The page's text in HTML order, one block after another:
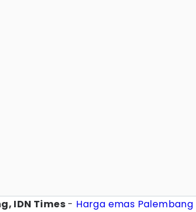
IDN Times - Harga emas Palembang